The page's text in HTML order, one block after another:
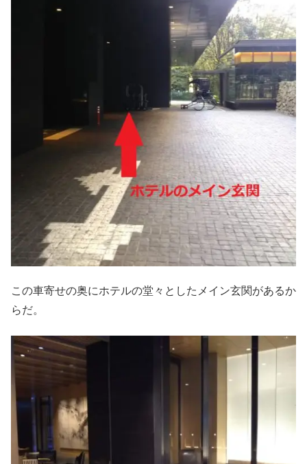
この車寄せの奥にホテルの堂々としたメイン玄関があるか
らだ。